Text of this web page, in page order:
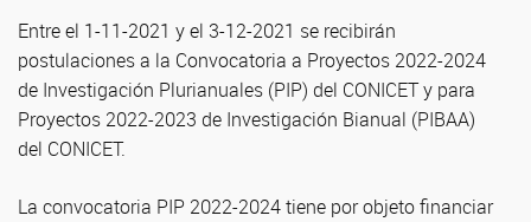
Entre el 1-11-2021 y el 3-12-2021 se recibirán
postulaciones a la Convocatoria a Proyectos 2022-2024
de Investigación Plurianuales (PIP) del CONICET y para
Proyectos 2022-2023 de Investigación Bianual (PIBAA)
del CONICET.
La convocatoria PIP 2022-2024 tiene por objeto financiar